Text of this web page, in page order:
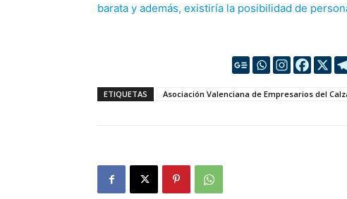
barata y además, existiría la posibilidad de
ETIQUETAS Asociación Valenciana de Empresarios del